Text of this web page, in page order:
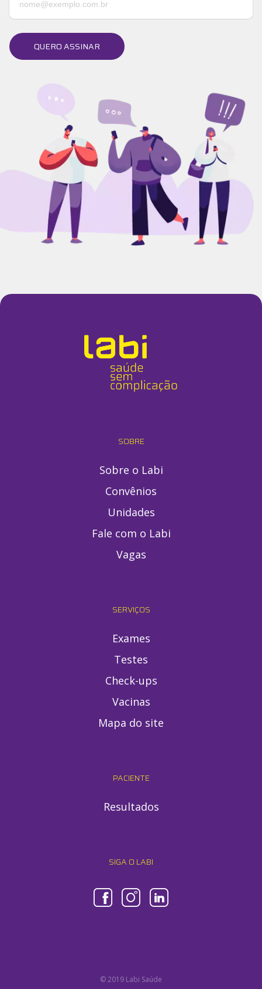
QUERO ASSINAR
SOBRE
Sobre o Labi
Convênios
Unidades
Fale com o Labi
Vagas
SERVIÇOS
Exames
Testes
Check-ups
Vacinas
Mapa do site
PACIENTE
Resultados
SIGA O LABI
© 2019 Labi Saúde